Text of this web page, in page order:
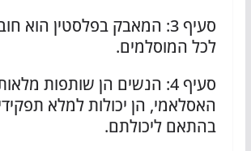
סעיף 3: המאבק בפלסטין הוא
לכל המוסלמים.
סעיף 4: הנשים הן שותפות
האסלאמי, הן יכולות למלא
בהתאם ליכולתם.